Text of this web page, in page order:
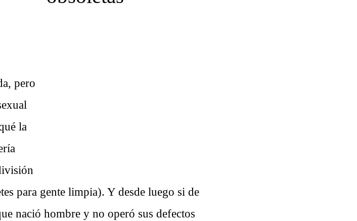
pero
la
para gente limpia). Y desde luego si de
nació hombre y no operó sus defectos